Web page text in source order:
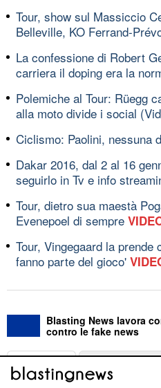
Tour, show sul Massiccio
Belleville, KO Ferrand-
La confessione di Robert
carriera il doping era la
Polemiche al Tour: Rüegg
alla moto divide i social
Ciclismo: Paolini, nessuna
Dakar 2016, dal 2 al 16
seguirlo in Tv e info
Tour, dietro sua maestà
Evenepoel di sempre
Tour, Vingegaard la
fanno parte del gioco'
Blasting News lavora
contro le fake news
ABOUT